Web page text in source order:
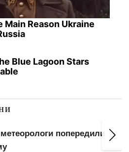
Main Reason Ukraine
Blue Lagoon Stars
уже за кордоном:
тих, хто залишився